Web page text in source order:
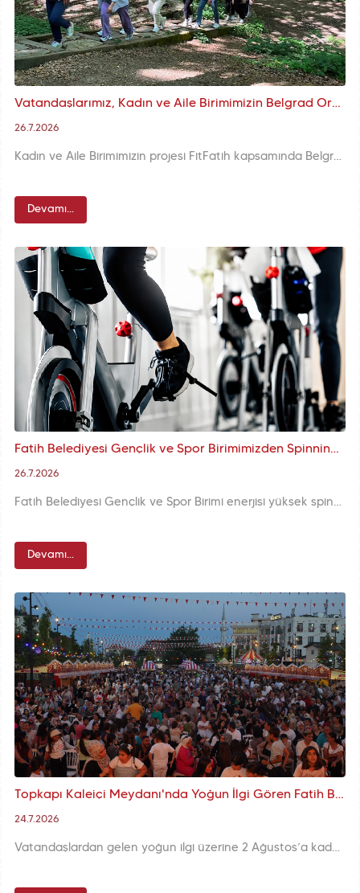
Vatandaşlarımız, Kadın ve Aile Birimimizin Belgrad Ormanı'ndaki Trekking Etkinliğiyle Doğayla Buluştu
26.7.2026
Kadın ve Aile Birimimizin projesi FitFatih kapsamında Belgrad Ormanı’nda düzenlenen “Sağlığının İzinden Yürü: Trekking” etkinliğinde katılımcılara sağlıklı yaşam önerileri sunuluyor, FitFatih kartları dağıtılıyor. Etkinlik sağlıklı yaşam bilincini artırmayı ve doğayla iç içe keyifli bir gün geçirmeyi hedefliyor.
Devamı...
Fatih Belediyesi Gençlik ve Spor Birimimizden Spinning Antrenmanları
26.7.2026
Fatih Belediyesi Gençlik ve Spor Birimi enerjisi yüksek spinning antrenmanıyla sporseverleri bir araya getirdi. Müzik eşliğinde pedallar çevrildi, hareketin ve ritmin keyfi çıkarıldı.
Devamı...
Topkapı Kaleiçi Meydanı'nda Yoğun İlgi Gören Fatih Belediyesi Nostalji Günleri, Vatandaşlarımızdan Gelen Yoğun Talep Üzerine 2 Ağustos'a Kadar Uzatıld
24.7.2026
Vatandaşlardan gelen yoğun ilgi üzerine 2 Ağustos’a kadar uzatılan Fatih Belediyesi Nostalji Günleri, Topkapı Kaleiçi Meydanı’nda mahalle kültürünü, Yeşilçam’ı ve geçmişin şehir hafızasını her akşam binlerce hatırayla yeniden yaşatmayı sürdürüyor.